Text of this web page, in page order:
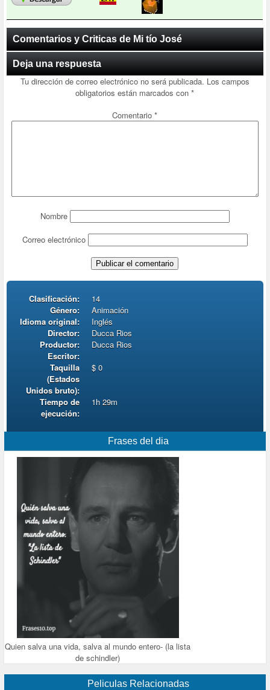
Comentarios y Criticas de Mi tío José
Deja una respuesta
Tu dirección de correo electrónico no será publicada. Los campos
obligatorios están marcados con*
Comentario*
Nombre
Correo electrónico
Clasificación:
14
Género:
Animación
Idioma original:
Inglés
Director:
Ducca Rios
Productor:
Ducca Rios
Escritor:
Taquilla
(Estados
Unidos bruto):
$ 0
Tiempo de
ejecución:
1h 29m
Frases del dia
Quien salva una vida, salva al mundo entero- (la lista
de schindler)
Peliculas Relacionadas